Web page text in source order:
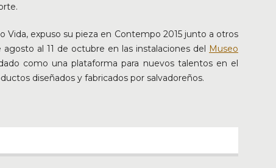
expuso su pieza en Contempo 2015 junto a otros
al 11 de octubre en las instalaciones del Museo
como una plataforma para nuevos talentos en el
diseñados y fabricados por salvadoreños.